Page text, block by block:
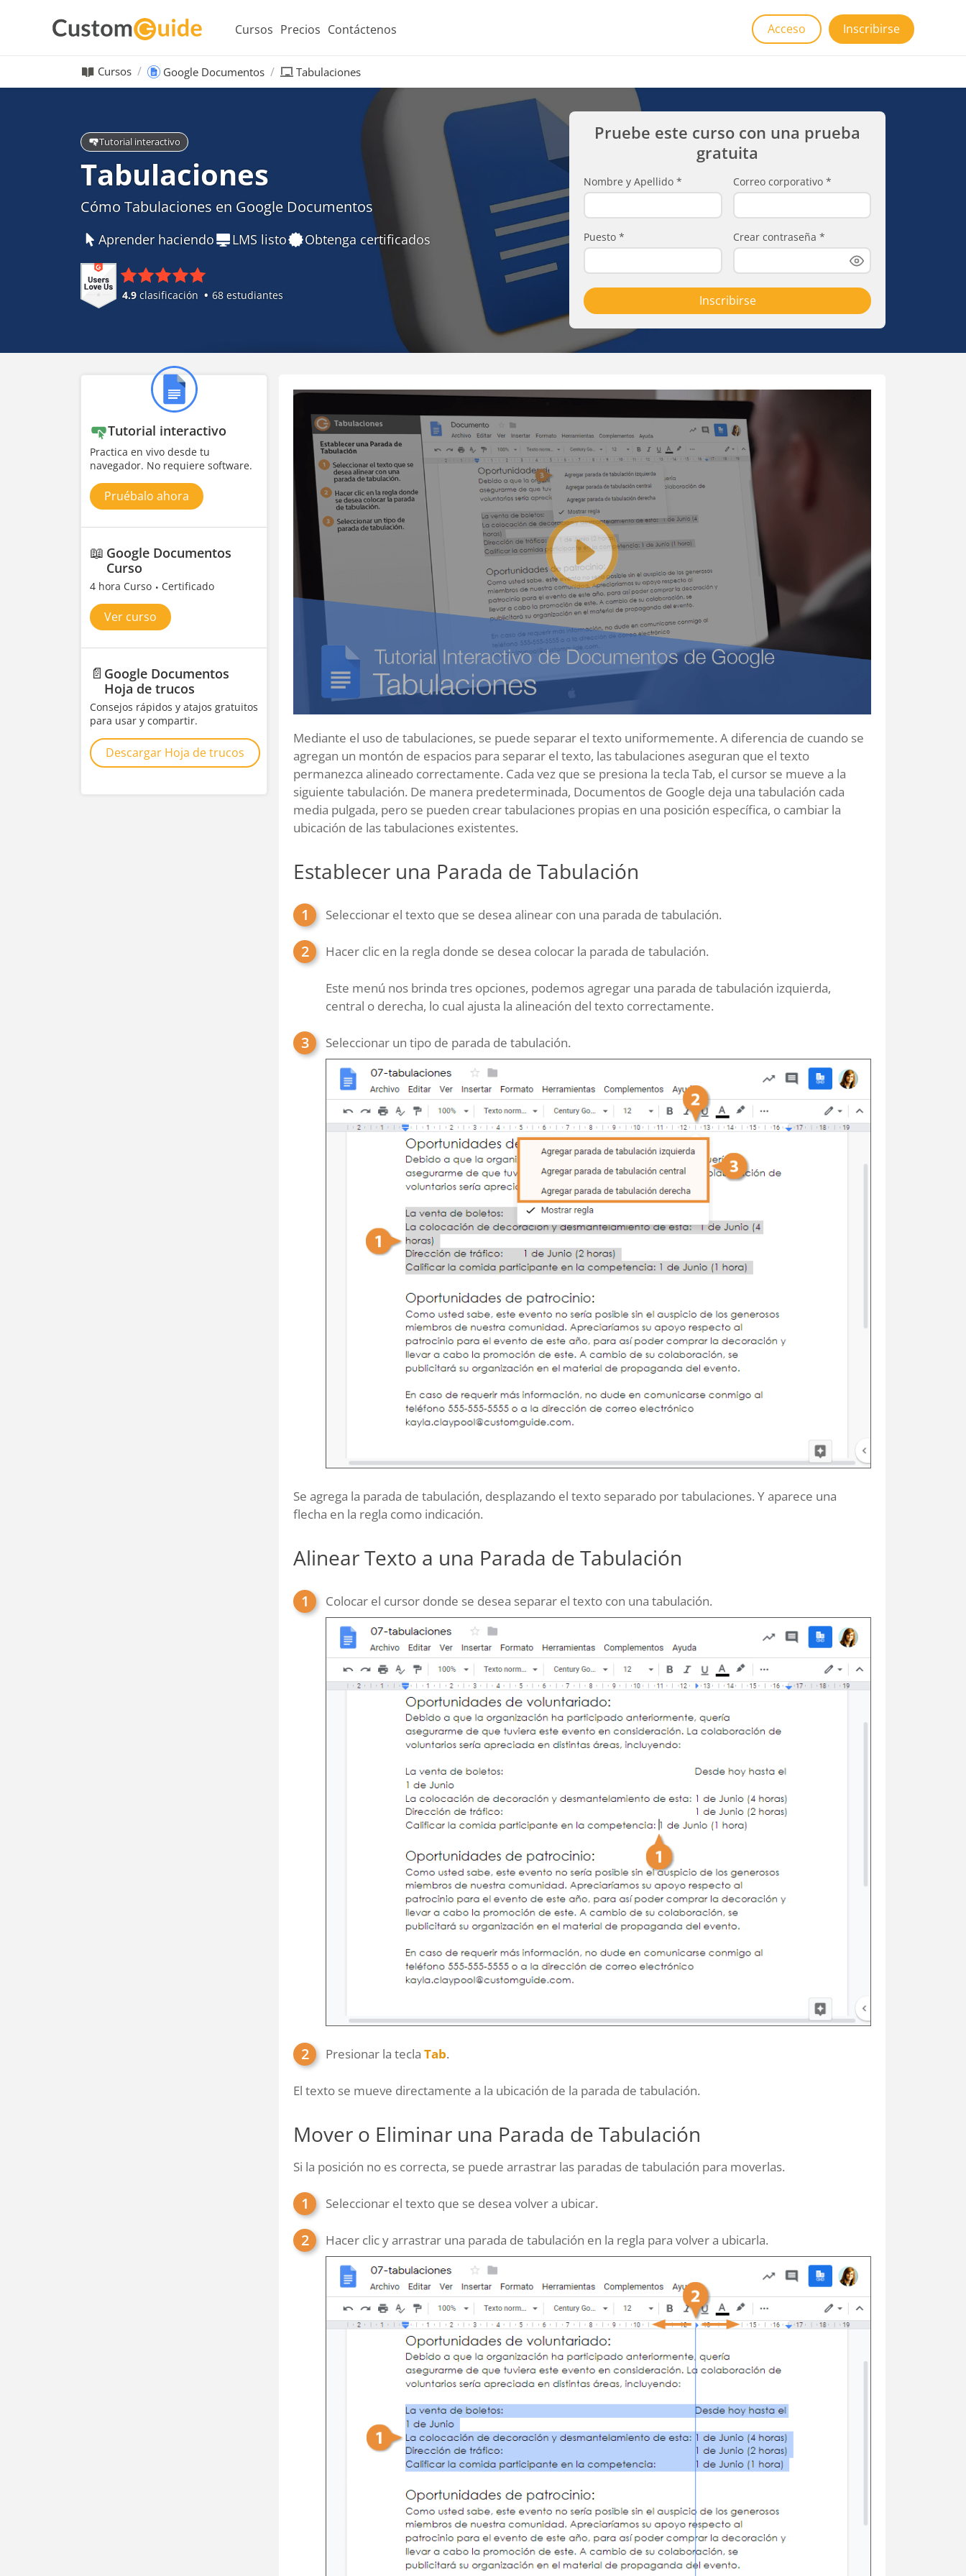
Cursos Precios Contáctenos Acceso Inscribirse
Cursos Google Documentos Tabulaciones
Tutorial interactivo
Tabulaciones
Cómo Tabulaciones en Google Documentos
Aprender haciendo LMS listo Obtenga certificados
4.9 clasificación 68 estudiantes
Pruebe este curso con una prueba
gratuita
Nombre y Apellido * Correo corporativo *
Puesto * Crear contraseña *
Inscribirse
Tutorial interactivo
Practica en vivo desde tu
navegador. No requiere software.
Pruébalo ahora
📖 Google Documentos
Curso
4 hora Curso Certificado
Ver curso
📄 Google Documentos
Hoja de trucos
Consejos rápidos y atajos gratuitos
para usar y compartir.
Descargar Hoja de trucos
Mediante el uso de tabulaciones, se puede separar el texto uniformemente. A diferencia de cuando se
agregan un montón de espacios para separar el texto, las tabulaciones aseguran que el texto
permanezca alineado correctamente. Cada vez que se presiona la tecla Tab, el cursor se mueve a la
siguiente tabulación. De manera predeterminada, Documentos de Google deja una tabulación cada
media pulgada, pero se pueden crear tabulaciones propias en una posición específica, o cambiar la
ubicación de las tabulaciones existentes.
Establecer una Parada de Tabulación
Seleccionar el texto que se desea alinear con una parada de tabulación.
Hacer clic en la regla donde se desea colocar la parada de tabulación.
Este menú nos brinda tres opciones, podemos agregar una parada de tabulación izquierda,
central o derecha, lo cual ajusta la alineación del texto correctamente.
Seleccionar un tipo de parada de tabulación.
Se agrega la parada de tabulación, desplazando el texto separado por tabulaciones. Y aparece una
flecha en la regla como indicación.
Alinear Texto a una Parada de Tabulación
Colocar el cursor donde se desea separar el texto con una tabulación.
Presionar la tecla Tab.
El texto se mueve directamente a la ubicación de la parada de tabulación.
Mover o Eliminar una Parada de Tabulación
Si la posición no es correcta, se puede arrastrar las paradas de tabulación para moverlas.
Seleccionar el texto que se desea volver a ubicar.
Hacer clic y arrastrar una parada de tabulación en la regla para volver a ubicarla.